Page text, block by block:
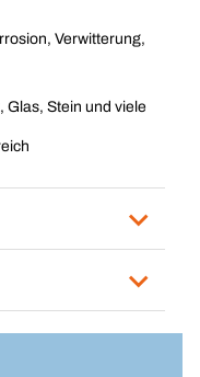
Verwitterung,
Glas, Stein und viele